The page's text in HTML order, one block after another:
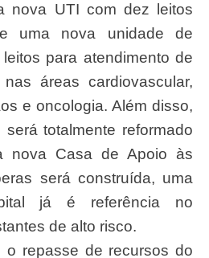
nova UTI com dez leitos
uma nova unidade de
para atendimento de
áreas cardiovascular,
e oncologia. Além disso,
totalmente reformado
nova Casa de Apoio às
será construída, uma
já é referência no
de alto risco.